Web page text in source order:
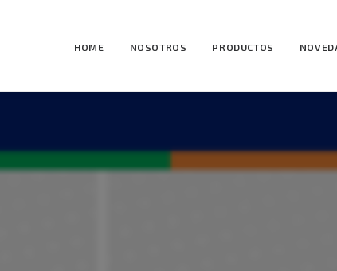
HOME NOSOTROS PRODUCTOS